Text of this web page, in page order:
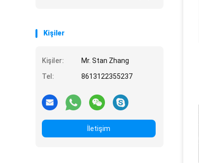
Kişiler
Kişiler:
Mr. Stan Zhang
Tel:
8613122355237
İletişim